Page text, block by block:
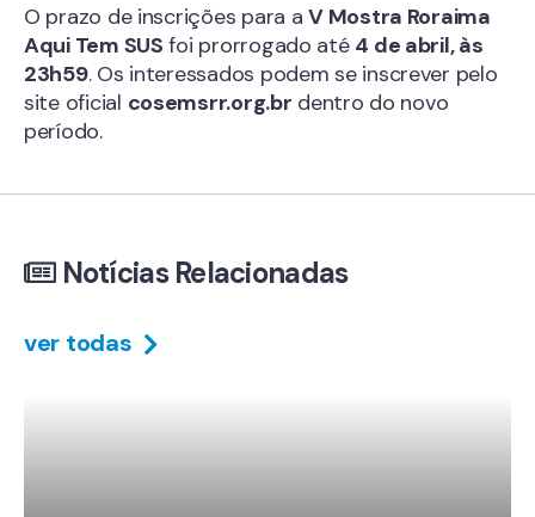
O prazo de inscrições para aV Mostra Roraima
Aqui Tem SUS foi prorrogado até 4 de abril, às
23h59. Os interessados podem se inscrever pelo
site oficial cosemsrr.org.br dentro do novo
período.
Notícias Relacionadas
ver todas